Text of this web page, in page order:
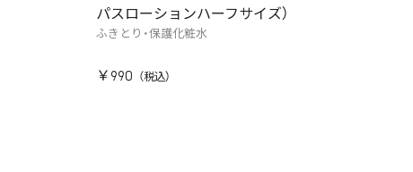
パスローションハーフサイズ）
ふきとり・保護化粧水
￥990